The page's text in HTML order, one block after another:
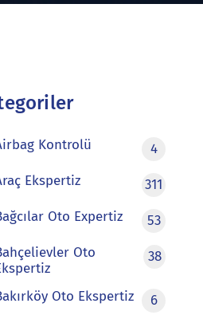
Kontrolü
4
Ekspertiz
311
Oto Expertiz
53
Oto
38
Oto Ekspertiz
6